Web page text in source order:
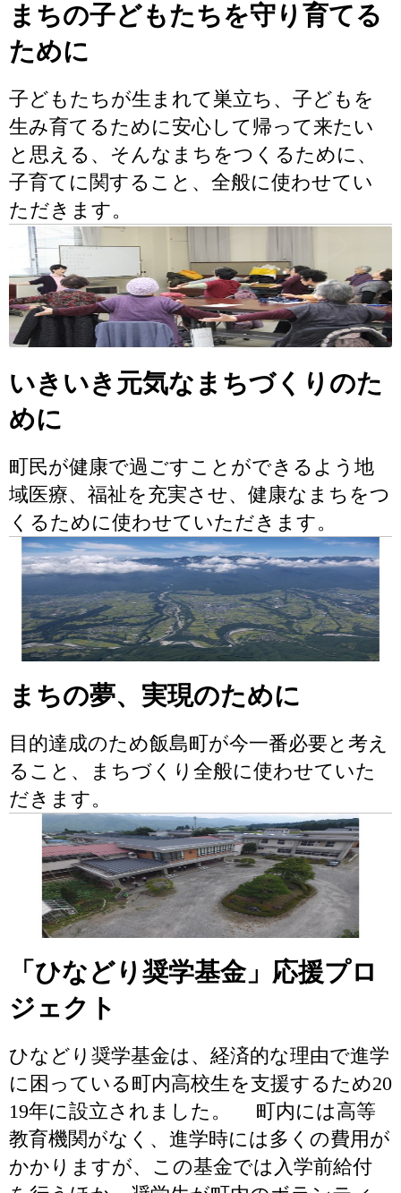
まちの子どもたちを守り育てる
ために
子どもたちが生まれて巣立ち、子どもを
生み育てるために安心して帰って来たい
と思える、そんなまちをつくるために、
子育てに関すること、全般に使わせてい
ただきます。
いきいき元気なまちづくりのた
めに
町民が健康で過ごすことができるよう地
域医療、福祉を充実させ、健康なまちをつ
くるために使わせていただきます。
まちの夢、実現のために
目的達成のため飯島町が今一番必要と考え
ること、まちづくり全般に使わせていた
だきます。
「ひなどり奨学基金」応援プロ
ジェクト
ひなどり奨学基金は、経済的な理由で進学
に困っている町内高校生を支援するため20
19年に設立されました。 町内には高等
教育機関がなく、進学時には多くの費用が
かかりますが、この基金では入学前給付